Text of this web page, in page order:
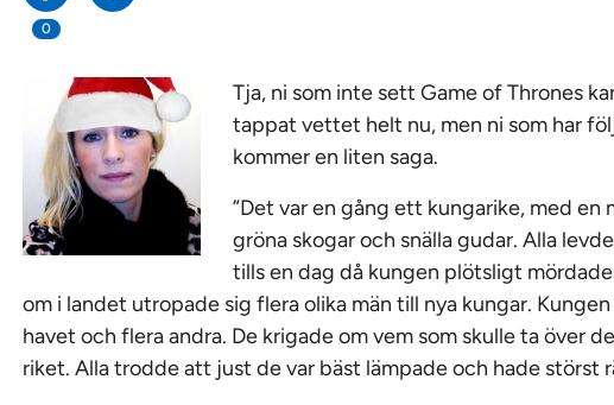
0
Tja, ni som inte sett Game of Thrones
tappat vettet helt nu, men ni som har
kommer en liten saga.
”Det var en gång ett kungarike, med
gröna skogar och snälla gudar. Alla
tills en dag då kungen plötsligt
om i landet utropade sig flera olika män till nya kungar.
havet och flera andra. De krigade om vem som skulle ta över
riket. Alla trodde att just de var bäst lämpade och hade störst